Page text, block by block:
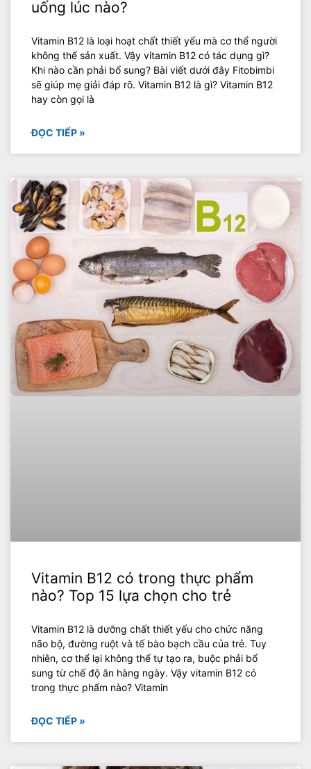
uống lúc nào?
Vitamin B12 là loại hoạt chất thiết yếu mà cơ thể người
không thể sản xuất. Vậy vitamin B12 có tác dụng gì?
Khi nào cần phải bổ sung? Bài viết dưới đây Fitobimbi
sẽ giúp mẹ giải đáp rõ. Vitamin B12 là gì? Vitamin B12
hay còn gọi là
ĐỌC TIẾP »
Vitamin B12 có trong thực phẩm
nào? Top 15 lựa chọn cho trẻ
Vitamin B12 là dưỡng chất thiết yếu cho chức năng
não bộ, đường ruột và tế bào bạch cầu của trẻ. Tuy
nhiên, cơ thể lại không thể tự tạo ra, buộc phải bổ
sung từ chế độ ăn hàng ngày. Vậy vitamin B12 có
trong thực phẩm nào? Vitamin
ĐỌC TIẾP »